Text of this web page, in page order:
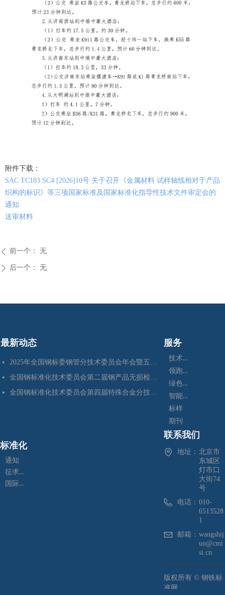
附件下载：
SAC TC183 SC4 [2026]10号 关于召开《金属材料 试样轴线相对于产品
织构的标识》等三项国家标准及国家标准化指导性技术文件审定会的
通知
送审材料
ꄴ 前一个： 无
ꄲ 后一个： 无
最新动态
넷 2025年全国钢标委钢管分技术委员会年会暨五项国家标准审定会在江苏苏州成功召开
넷 全国钢标准化技术委员会第二届钢产品无损检测分技术委员会换届会暨四项标准审定会在苏州成功召开
넷 全国钢标准化技术委员会第四届特殊合金分技术委员会换届会暨七项标准预审会在昆明顺利召开
服务
技术咨询
领跑者
绿色制造
智能制造
标样
期刊
通知
征求意见
国际标准化
标准化
联系我们
地址： 北京市
东城区
灯市口
大街74
号
电话： 010-
6513528
1
邮箱： wangshij
un@cmi
si.cn
版权所有 © 钢铁标
准网